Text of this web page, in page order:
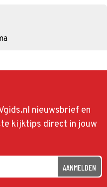
nieuwsbrief en
kijktips direct in jouw
AANMELDEN